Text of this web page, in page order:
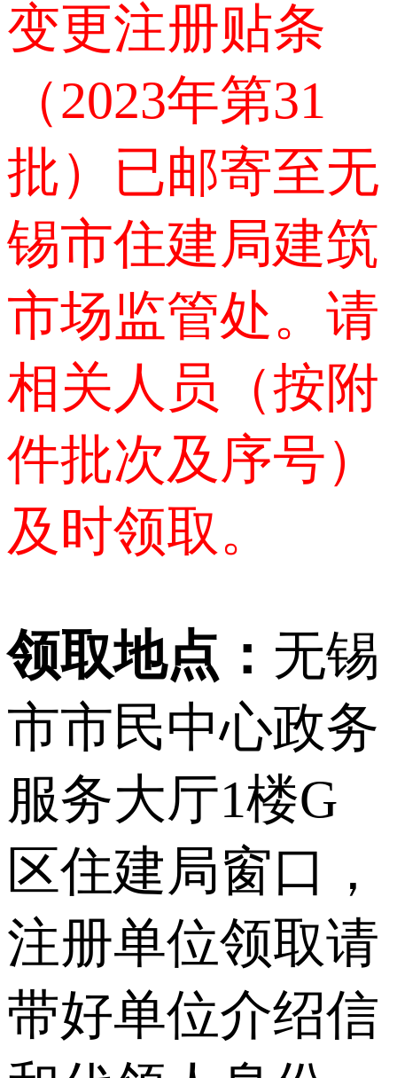
变更注册贴条
（2023年第31
批）已邮寄至无
锡市住建局建筑
市场监管处。请
相关人员（按附
件批次及序号）
及时领取。
领取地点： 无锡
市市民中心政务
服务大厅1楼G
区住建局窗口，
注册单位领取请
带好单位介绍信